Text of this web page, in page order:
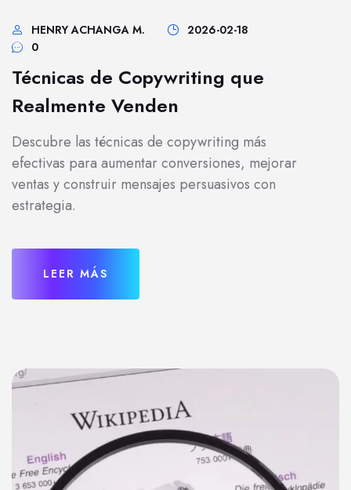
HENRY ACHANGA M.
2026-02-18
0
Técnicas de Copywriting que
Realmente Venden
Descubre las técnicas de copywriting más
efectivas para aumentar conversiones, mejorar
ventas y construir mensajes persuasivos con
estrategia.
LEER MÁS